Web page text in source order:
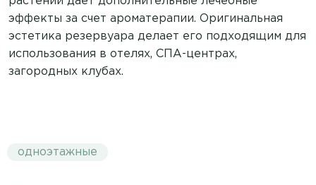
эффекты за счет ароматерапии. Оригинальная
эстетика резервуара делает его подходящим для
использования в отелях, СПА-центрах,
загородных клубах.
одноэтажные